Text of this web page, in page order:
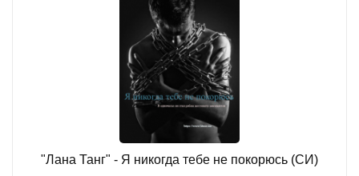
"Лана Танг" - Я никогда тебе не покорюсь (СИ)